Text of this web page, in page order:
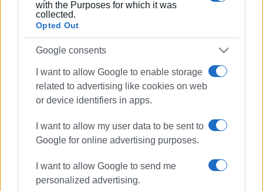
with the Purposes for which it was
collected.
Opted Out
Google consents
I want to allow Google to enable storage
related to advertising like cookies on web
or device identifiers in apps.
I want to allow my user data to be sent to
Google for online advertising purposes.
I want to allow Google to send me
personalized advertising.
Ακολουθήστε το enimerosi στο
Συνδρομητές στο e-paper